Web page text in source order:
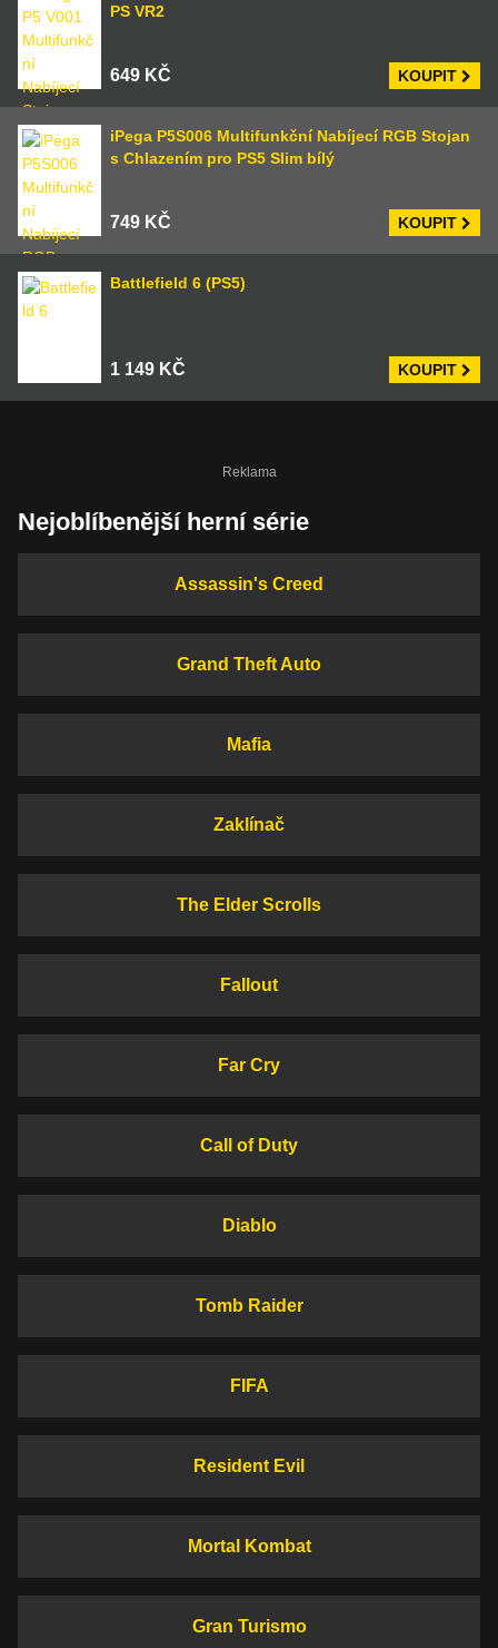
PS VR2
649 KČ KOUPIT
iPega P5S006 Multifunkční Nabíjecí RGB Stojan
s Chlazením pro PS5 Slim bílý
749 KČ KOUPIT
Battlefield 6 (PS5)
1 149 KČ KOUPIT
Nejoblíbenější herní série
Assassin's Creed
Grand Theft Auto
Mafia
Zaklínač
The Elder Scrolls
Fallout
Far Cry
Call of Duty
Diablo
Tomb Raider
FIFA
Resident Evil
Mortal Kombat
Gran Turismo